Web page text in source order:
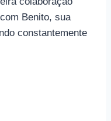
Benito, sua
constantemente